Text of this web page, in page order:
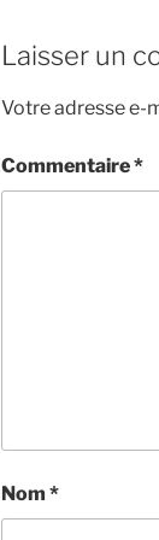
Laisser un
Votre adresse e-
Commentaire*
Nom *